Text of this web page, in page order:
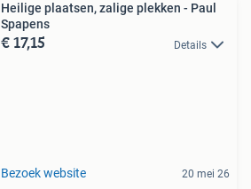
Heilige plaatsen, zalige plekken - Paul
Spapens
€ 17,15 Details
Bezoek website 20 mei 26